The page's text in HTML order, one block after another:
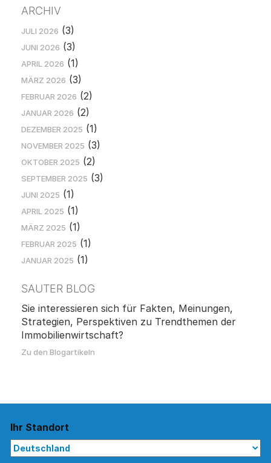
ARCHIV
JULI 2026 (3)
JUNI 2026 (3)
APRIL 2026 (1)
MÄRZ 2026 (3)
FEBRUAR 2026 (2)
JANUAR 2026 (2)
DEZEMBER 2025 (1)
NOVEMBER 2025 (3)
OKTOBER 2025 (2)
SEPTEMBER 2025 (3)
JUNI 2025 (1)
APRIL 2025 (1)
MÄRZ 2025 (1)
FEBRUAR 2025 (1)
JANUAR 2025 (1)
SAUTER BLOG
Sie interessieren sich für Fakten, Meinungen,
Strategien, Perspektiven zu Trendthemen der
Immobilienwirtschaft?
Zu den Blogartikeln
Ihr Standort